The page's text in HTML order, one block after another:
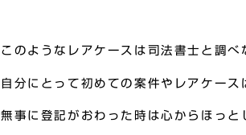
このようなレアケースは司法書士と調べ
自分にとって初めての案件やレアケース
無事に登記がおわった時は心からほっと